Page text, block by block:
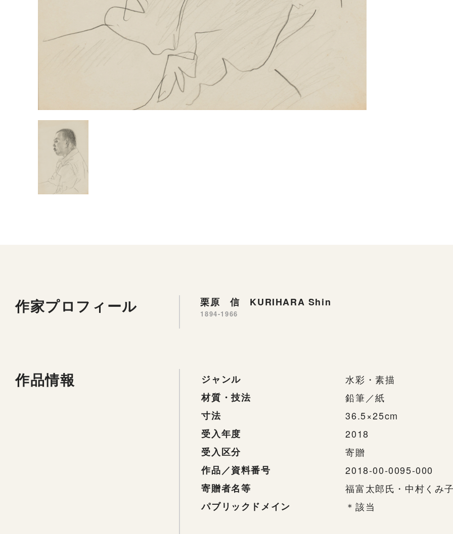
作家プロフィール 栗原 信 KURIHARA Shin
1894-1966
作品情報 ジャンル
水彩・素描
材質・技法
鉛筆／紙
寸法
36.5×25cm
受入年度
2018
受入区分
寄贈
作品／資料番号
2018-00-0095-000
寄贈者名等
福富太郎氏・中村くみ
パブリックドメイン
＊該当